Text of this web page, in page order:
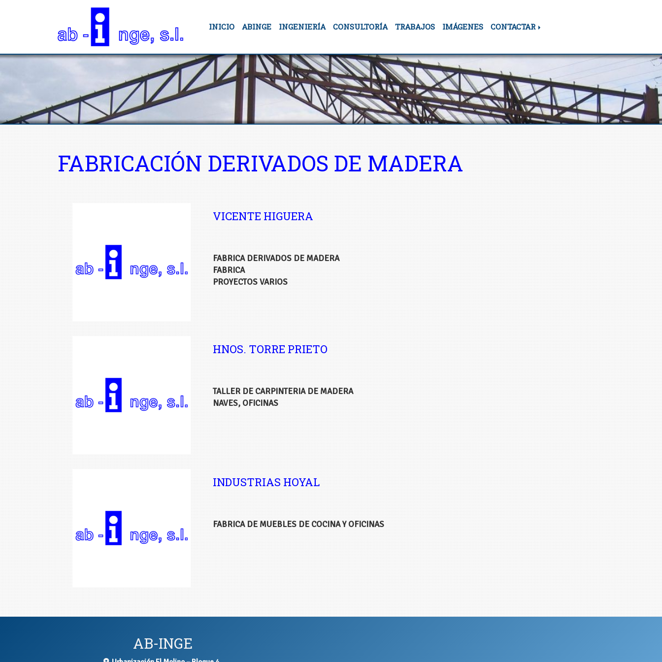
INICIO ABINGE INGENIERÍA CONSULTORÍA TRABAJOS IMÁGENES CONTACTAR
FABRICACIÓN DERIVADOS DE MADERA
VICENTE HIGUERA
FABRICA DERIVADOS DE MADERA
FABRICA
PROYECTOS VARIOS
HNOS. TORRE PRIETO
TALLER DE CARPINTERIA DE MADERA
NAVES, OFICINAS
INDUSTRIAS HOYAL
FABRICA DE MUEBLES DE COCINA Y OFICINAS
AB-INGE